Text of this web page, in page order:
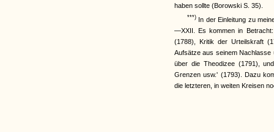
haben sollte (Borowski S. 35).
***) In der Einleitung zu
—XXII. Es kommen in
(1788), Kritik der Urteilskraft
Aufsätze aus seinem
über die Theodizee (1791),
Grenzen usw.' (1793). Dazu
die letzteren, in weiten Kreisen